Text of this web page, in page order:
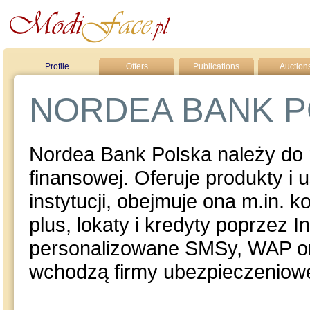
Profile Offers Publications
NORDEA BANK
Nordea Bank Polska należy
finansowej. Oferuje produkty i
instytucji, obejmuje ona m.in.
plus, lokaty i kredyty poprzez
personalizowane SMSy, WAP
wchodzą firmy